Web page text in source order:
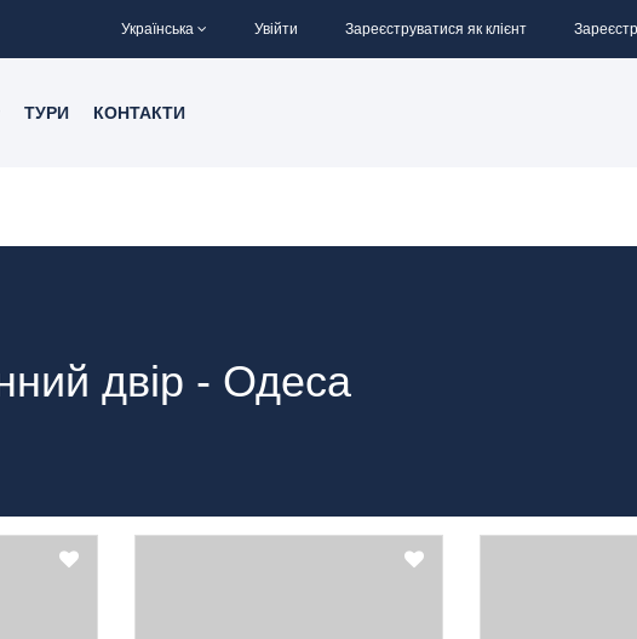
Українська Увійти Зареєструватися як клієнт
ТУРИ КОНТАКТИ
двір - Одеса